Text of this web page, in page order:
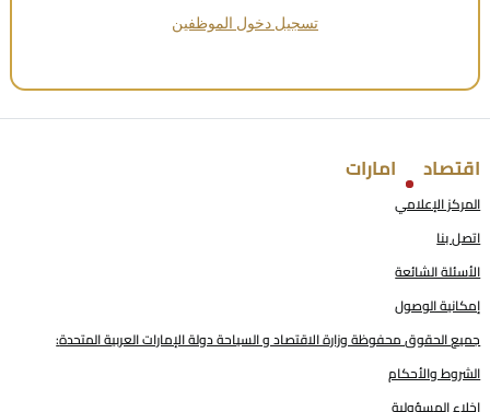
تسجيل دخول الموظفين
اقتصاد امارات
المركز الإعلامي
اتصل بنا
الأسئلة الشائعة
إمكانية الوصول
جميع الحقوق محفوظة وزارة الاقتصاد و السياحة دولة الإمارات العربية المتحدة:
الشروط والأحكام